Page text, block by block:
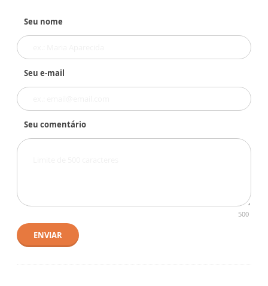
Seu nome
Seu e-mail
Seu comentário
500
ENVIAR